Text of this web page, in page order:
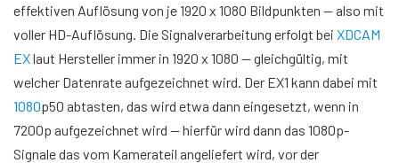
effektiven Auflösung von je 1920 x 1080 Bildpunkten — also mit
voller HD-Auflösung. Die Signalverarbeitung erfolgt bei XDCAM
EXlaut Hersteller immer in 1920 x 1080 — gleichgültig, mit
welcher Datenrate aufgezeichnet wird. Der EX1 kann dabei mit
1080p50 abtasten, das wird etwa dann eingesetzt, wenn in
7200p aufgezeichnet wird — hierfür wird dann das 1080p-
Signale das vom Kamerateil angeliefert wird, vor der